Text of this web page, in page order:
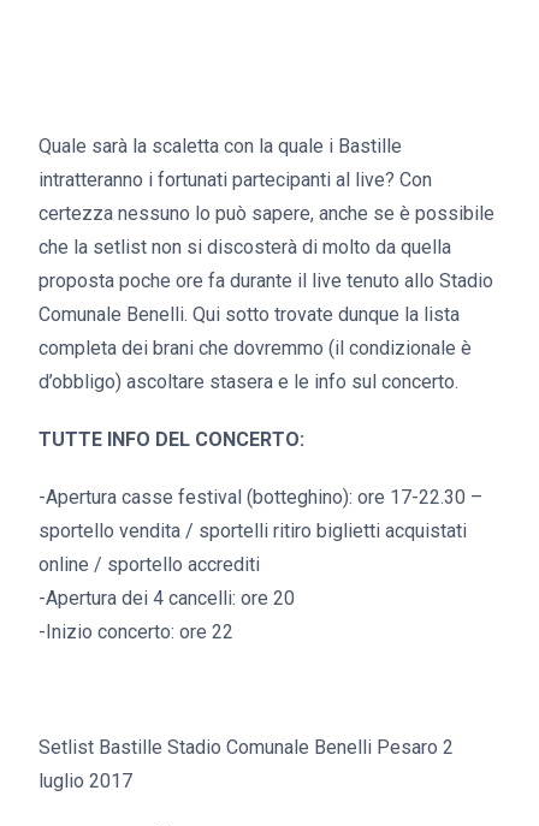
Quale sarà la scaletta con la quale i Bastille
intratteranno i fortunati partecipanti al live? Con
certezza nessuno lo può sapere, anche se è possibile
che la setlist non si discosterà di molto da quella
proposta poche ore fa durante il live tenuto allo Stadio
Comunale Benelli. Qui sotto trovate dunque la lista
completa dei brani che dovremmo (il condizionale è
d’obbligo) ascoltare stasera e le info sul concerto.
TUTTE INFO DEL CONCERTO:
-Apertura casse festival (botteghino): ore 17-22.30 –
sportello vendita / sportelli ritiro biglietti acquistati
online / sportello accrediti
-Apertura dei 4 cancelli: ore 20
-Inizio concerto: ore 22
Setlist Bastille Stadio Comunale Benelli Pesaro 2
luglio 2017